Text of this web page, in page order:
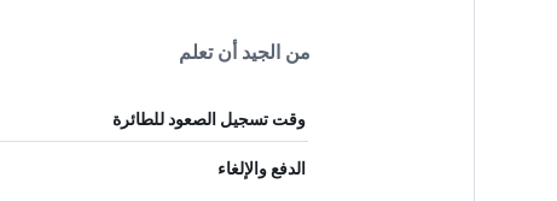
من الجيد أن تعلم
وقت تسجيل الصعود للطائرة
الدفع والإلغاء